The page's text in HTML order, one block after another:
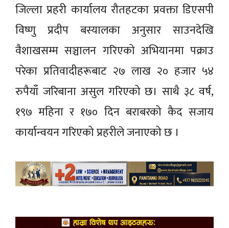
जिल्ला प्रहरी कार्यालय रौतहटका प्रवक्ता डिएसपी
विष्णु प्रदीप बस्यालका अनुसार साउनदेखि
वैशाखसम्म सञ्चालन गरिएको अभियानमा पक्राउ
परेका प्रतिवादीहरूबाट २७ लाख २० हजार ५४
रुपैयाँ जरिबाना असुल गरिएको छ। साथै ३८ वर्ष,
१९७ महिना र १७० दिन बराबरको कैद सजाय
कार्यान्वयन गरिएको प्रहरीले जनाएको छ ।